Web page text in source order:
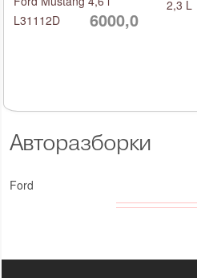
Авторазборки
Ford
L31112D
6000,0
2,3 L